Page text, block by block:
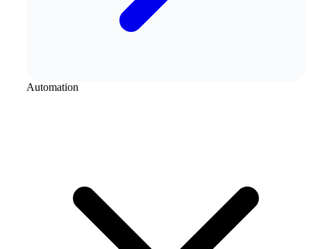
Automation